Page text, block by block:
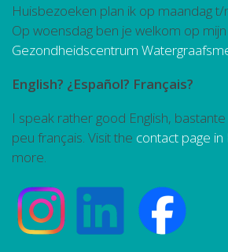
Huisbezoeken plan ik op maandag t/
Op woensdag ben je welkom op
Gezondheidscentrum
English? ¿Español? Français?
I speak rather good English,
peu français. Visit the contact page in
more.